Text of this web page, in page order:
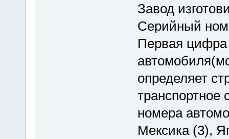
Завод
Серийный
Первая цифра
определяет
транспортное
номера
Мексика (3),